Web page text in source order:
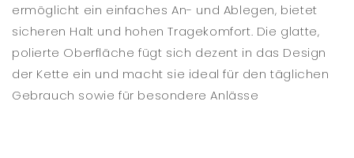
ermöglicht ein einfaches An- und Ablegen, bietet
sicheren Halt und hohen Tragekomfort. Die glatte,
polierte Oberfläche fügt sich dezent in das Design
der Kette ein und macht sie ideal für den täglichen
Gebrauch sowie für besondere Anlässe